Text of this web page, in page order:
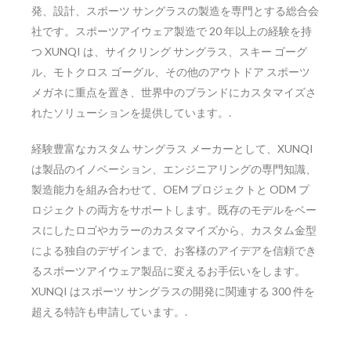
発、設計、スポーツ サングラスの製造を専門とする総合会
社です。スポーツアイウェア製造で 20 年以上の経験を持
つ XUNQI は、サイクリング サングラス、スキー ゴーグ
ル、モトクロス ゴーグル、その他のアウトドア スポーツ
メガネに重点を置き、世界中のブランドにカスタマイズさ
れたソリューションを提供しています。.
経験豊富なカスタム サングラス メーカーとして、XUNQI
は製品のイノベーション、エンジニアリングの専門知識、
製造能力を組み合わせて、OEM プロジェクトと ODM プ
ロジェクトの両方をサポートします。既存のモデルをベー
スにしたロゴやカラーのカスタマイズから、カスタム金型
による独自のデザインまで、お客様のアイデアを信頼でき
るスポーツアイウェア製品に変えるお手伝いをします。
XUNQI はスポーツ サングラスの開発に関連する 300 件を
超える特許も申請しています。.